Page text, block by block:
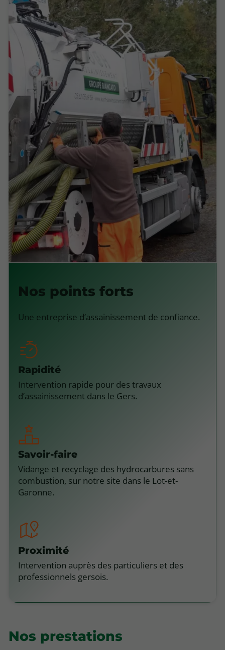
Nos points forts
Une entreprise d’assainissement de confiance.
Rapidité
Intervention rapide pour des travaux
d’assainissement dans le Gers.
Savoir-faire
Vidange et recyclage des hydrocarbures sans
combustion, sur notre site dans le Lot-et-
Garonne.
Proximité
Intervention auprès des particuliers et des
professionnels gersois.
Nos prestations